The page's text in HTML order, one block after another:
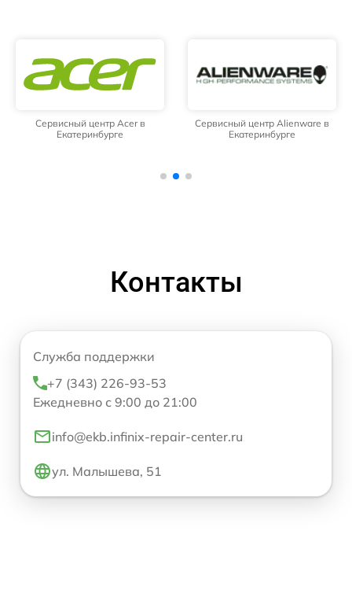
Сервисный центр Acer в
Екатеринбурге
Сервисный центр Alienware в
Екатеринбурге
Контакты
Служба поддержки
+7 (343) 226-93-53
Ежедневно с 9:00 до 21:00
info@ekb.infinix-repair-center.ru
ул. Малышева, 51